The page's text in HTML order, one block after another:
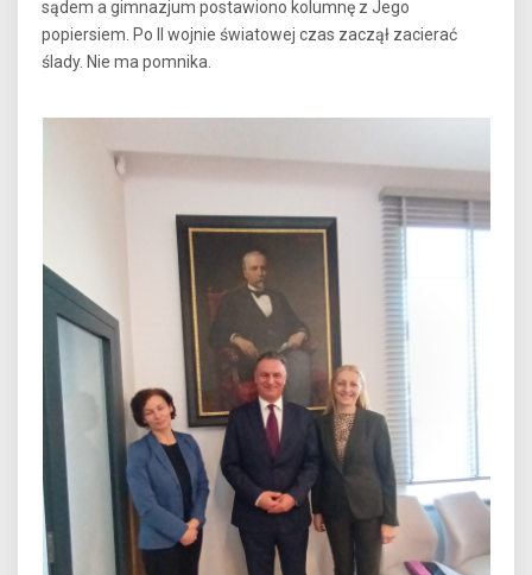
sądem a gimnazjum postawiono kolumnę z Jego
popiersiem. Po II wojnie światowej czas zaczął zacierać
ślady. Nie ma pomnika.